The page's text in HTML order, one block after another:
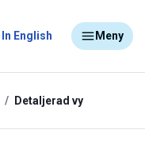
In English Meny
Detaljerad vy